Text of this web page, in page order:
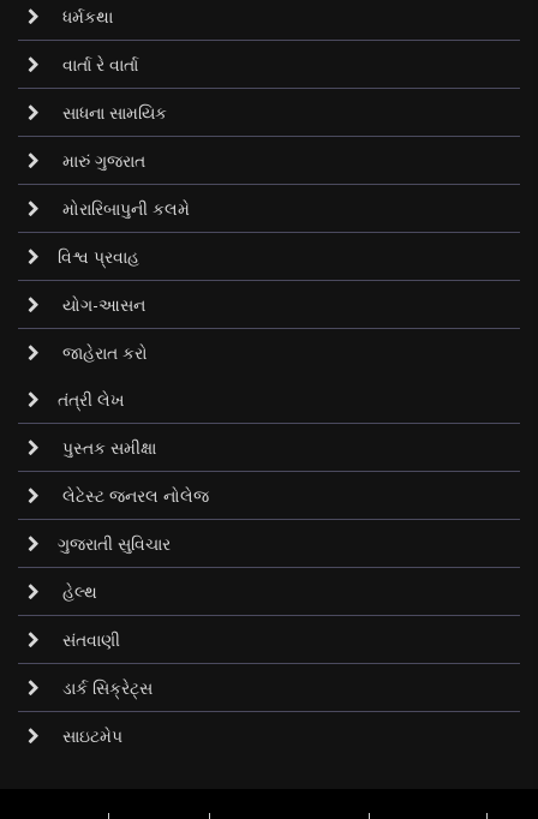
ધર્મકથા
વાર્તા રે વાર્તા
સાધના સામયિક
મારું ગુજરાત
મોરારિબાપુની કલમે
વિશ્વ પ્રવાહ
યોગ-આસન
જાહેરાત કરો
તંત્રી લેખ
પુસ્તક સમીક્ષા
લેટેસ્ટ જનરલ નોલેજ
ગુજરાતી સુવિચાર
હેલ્થ
સંતવાણી
ડાર્ક સિક્રેટ્‌સ
સાઇટમેપ